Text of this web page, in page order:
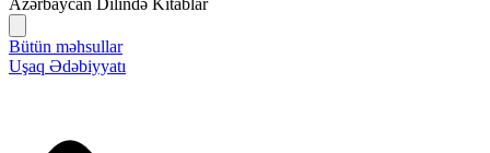
Azərbaycan Dilində Kitablar
Bütün məhsullar
Uşaq Ədəbiyyatı